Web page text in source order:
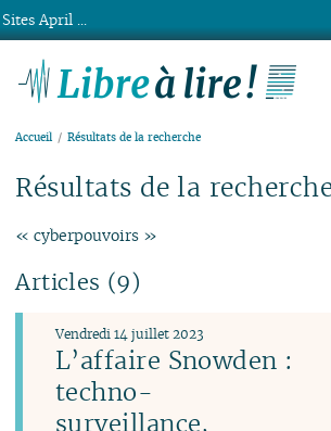
Accueil Résultats de la recherche
Résultats de la
« cyberpouvoirs »
Articles (9)
L’affaire Snowden :
techno-
surveillance,
Vendredi 14 juillet 2023
Sites April ...